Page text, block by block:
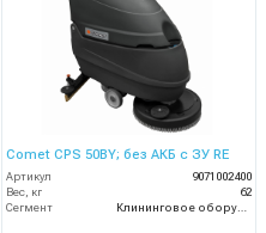
Comet CPS 50BY; без АКБ с ЗУ RE
Артикул
9071002400
Вес, кг
62
Сегмент
Клининговое оборудование